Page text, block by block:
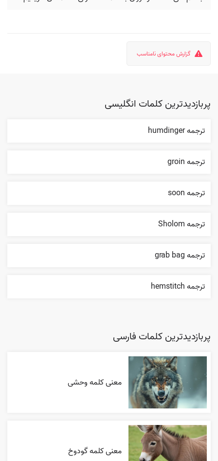
گزارش محتوای نامناسب
پربازدیدترین کلمات انگلیسی
ترجمه humdinger
ترجمه groin
ترجمه soon
ترجمه Sholom
ترجمه grab bag
ترجمه hemstitch
پربازدیدترین کلمات فارسی
معنی کلمه وحشی
معنی کلمه گودوخ